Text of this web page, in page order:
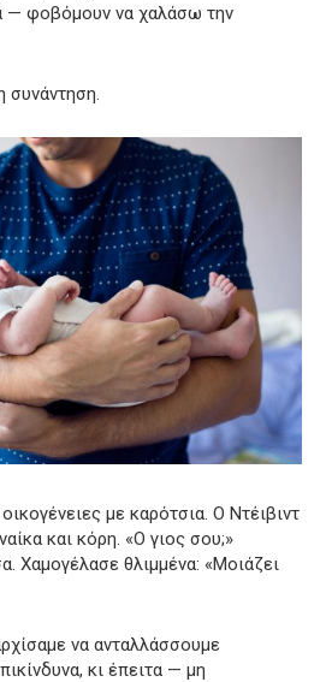
— φοβόμουν να χαλάσω την
συνάντηση.
με καρότσια. Ο Ντέιβιντ
και κόρη. «Ο γιος σου;»
Χαμογέλασε θλιμμένα: «Μοιάζει
να ανταλλάσσουμε
κι έπειτα — μη